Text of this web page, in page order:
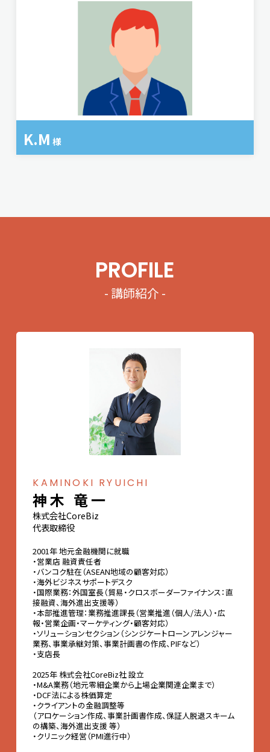
K.M 様
PROFILE
- 講師紹介 -
KAMINOKI RYUICHI
神木 竜一
株式会社CoreBiz
代表取締役
2001年 地元金融機関に就職
・営業店 融資責任者
・バンコク駐在（ASEAN地域の顧客対応）
・海外ビジネスサポートデスク
・国際業務：外国室長（貿易・クロスボーダーファイナンス：直
接融資、海外進出支援等）
・本部推進管理：業務推進課長（営業推進（個人/法人）・広
報・営業企画・マーケティング・顧客対応）
・ソリューションセクション（シンジケートローンアレンジャー
業務、事業承継対策、事業計画書の作成、PIFなど）
・支店長
2025年 株式会社CoreBiz社 設立
・M&A業務（地元零細企業から上場企業関連企業まで）
・DCF法による株価算定
・クライアントの金融調整等
（アロケーション作成、事業計画書作成、保証人脱退スキーム
の構築、海外進出支援 等）
・クリニック経営（PMI進行中）